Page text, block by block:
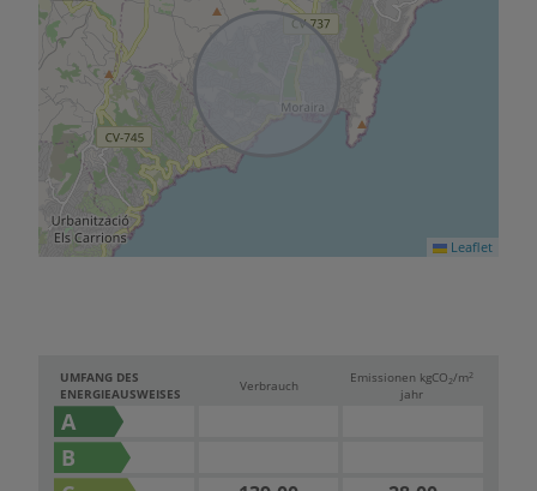
Leaflet
UMFANG DES
ENERGIEAUSWEISES
Verbrauch
Emissionen kgCO2/m2
jahr
A
B